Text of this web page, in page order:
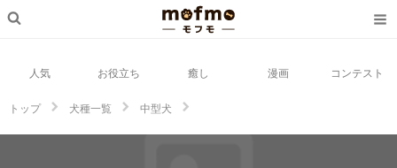
人気 お役立ち 癒し 漫画 コンテスト
トップ 犬種一覧
中型犬